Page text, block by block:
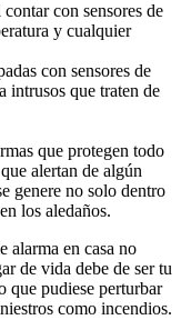
con sensores de
y cualquier
con sensores de
intrusos que traten de
que protegen todo
alertan de algún
genere no solo dentro
los aledaños.
alarma en casa no
de vida debe de ser tu
que pudiese perturbar
como incendios.